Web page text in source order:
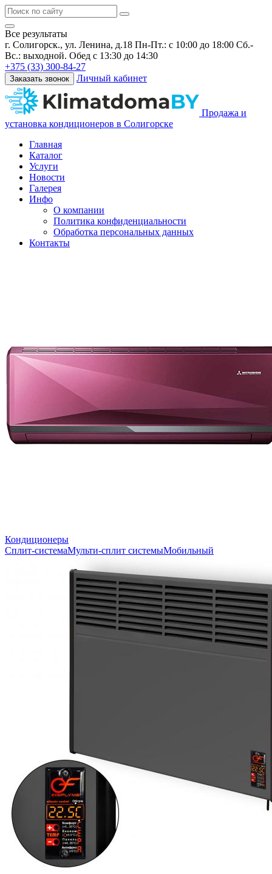
Все результаты
г. Солигорск., ул. Ленина, д.18 Пн-Пт.: с 10:00 до 18:00 Сб.-
Вс.: выходной. Обед с 13:30 до 14:30
+375 (33) 300-84-27
Заказать звонок Личный кабинет
Продажа и
установка кондиционеров в Солигорске
Главная
Каталог
Услуги
Новости
Галерея
Инфо
О компании
Политика конфиденциальности
Обработка персональных данных
Контакты
Кондиционеры
Сплит-системаМульти-сплит системыМобильный